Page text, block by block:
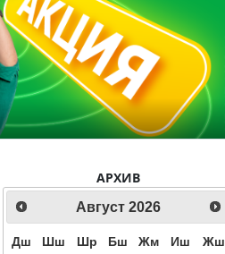
АРХИВ
Август 2026
Дш Шш Шр Бш Жм Иш Жш